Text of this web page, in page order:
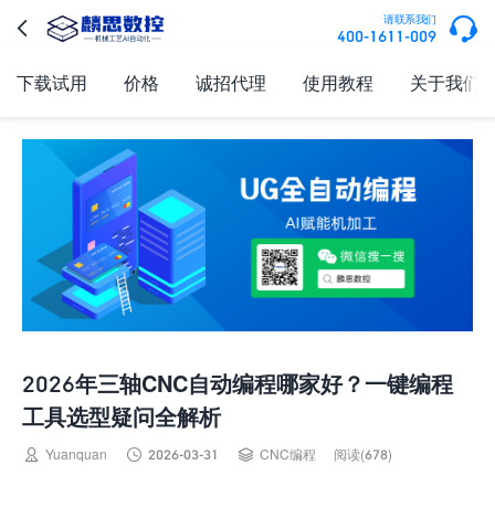
 请联系我们
400-1611-009 
下载试用 价格 诚招代理 使用教程 关于我们
2026年三轴CNC自动编程哪家好？一键编程
工具选型疑问全解析
 Yuanquan  2026-03-31  CNC编程 阅读(678)